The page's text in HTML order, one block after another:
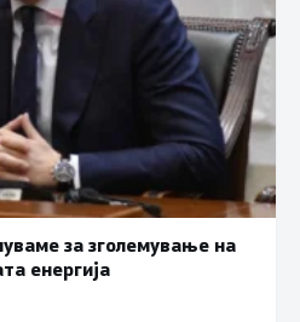
за зголемување на
енергија